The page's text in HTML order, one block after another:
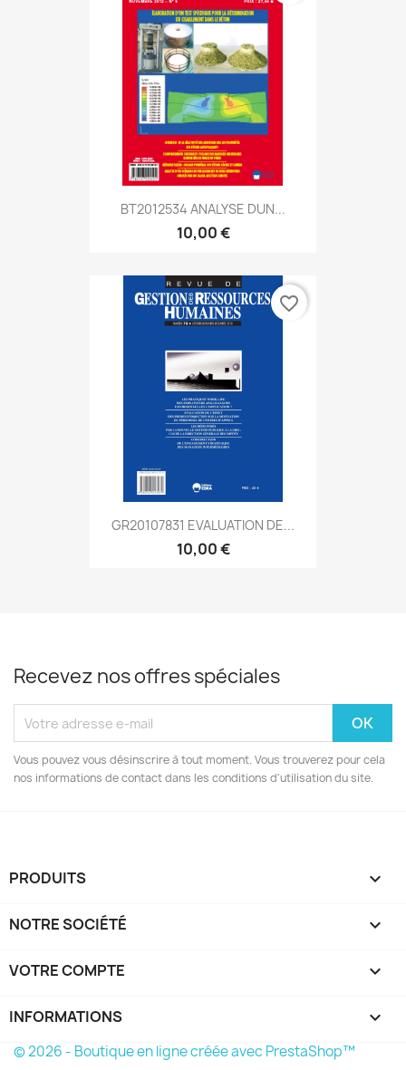
BT2012534 ANALYSE DUN...
10,00 €
GR20107831 EVALUATION DE...
10,00 €
favorite_border
Recevez nos offres spéciales
Vous pouvez vous désinscrire à tout moment. Vous trouverez pour cela
nos informations de contact dans les conditions d'utilisation du site.
PRODUITS 
NOTRE SOCIÉTÉ 
VOTRE COMPTE 
INFORMATIONS keyboard_arrow_down
© 2026 - Boutique en ligne créée avec PrestaShop™